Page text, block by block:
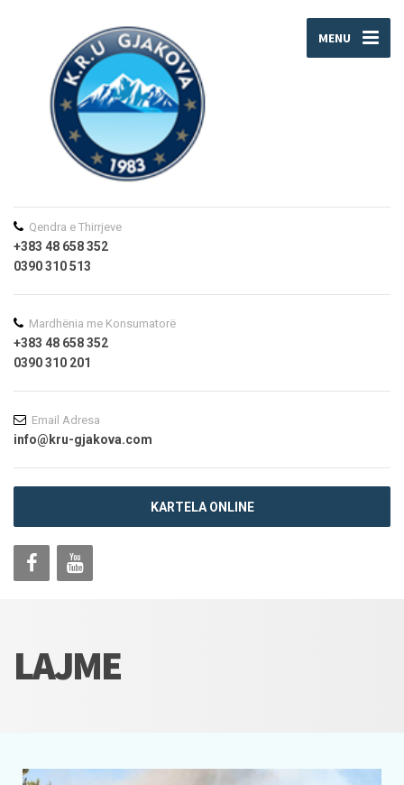
MENU
Qendra e Thirrjeve
+383 48 658 352
0390 310 513
Mardhënia me Konsumatorë
+383 48 658 352
0390 310 201
Email Adresa
info@kru-gjakova.com
KARTELA ONLINE
LAJME